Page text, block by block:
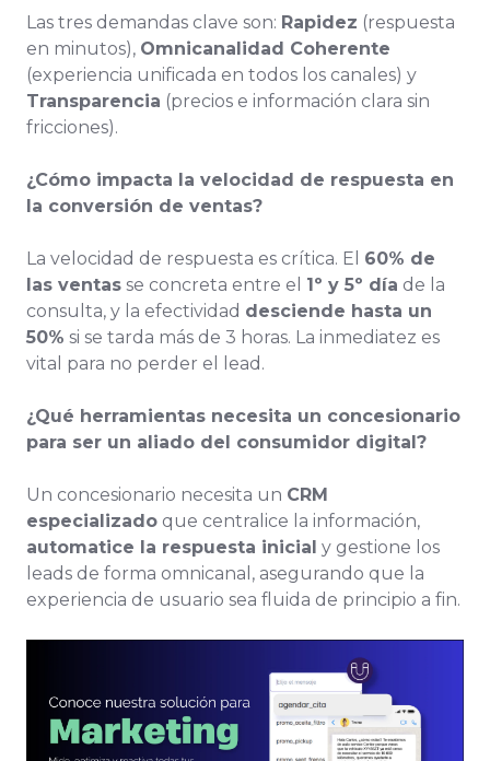
Las tres demandas clave son: Rapidez (respuesta
en minutos), Omnicanalidad Coherente
(experiencia unificada en todos los canales) y
Transparencia (precios e información clara sin
fricciones).
¿Cómo impacta la velocidad de respuesta en
la conversión de ventas?
La velocidad de respuesta es crítica. El 60% de
las ventas se concreta entre el 1º y 5º día de la
consulta, y la efectividad desciende hasta un
50% si se tarda más de 3 horas. La inmediatez es
vital para no perder el lead.
¿Qué herramientas necesita un concesionario
para ser un aliado del consumidor digital?
Un concesionario necesita un CRM
especializado que centralice la información,
automatice la respuesta inicial y gestione los
leads de forma omnicanal, asegurando que la
experiencia de usuario sea fluida de principio a fin.